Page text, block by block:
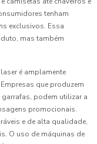
tenham
exclusivos. Essa
mas também
é amplamente
Empresas que produzem
podem utilizar a
promocionais.
e de alta qualidade,
O uso de máquinas de